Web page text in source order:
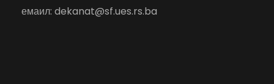
емаил: dekanat@sf.ues.rs.ba